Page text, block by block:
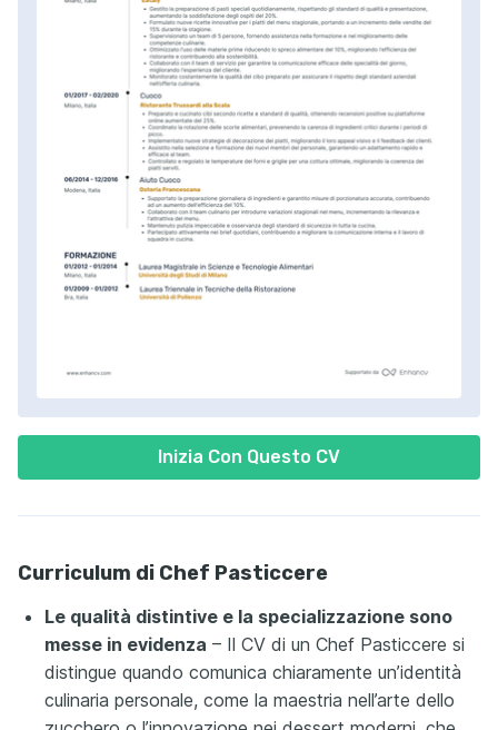
Inizia Con Questo CV
Curriculum di Chef Pasticcere
Le qualità distintive e la specializzazione sono
messe in evidenza – Il CV di un Chef Pasticcere si
distingue quando comunica chiaramente un’identità
culinaria personale, come la maestria nell’arte dello